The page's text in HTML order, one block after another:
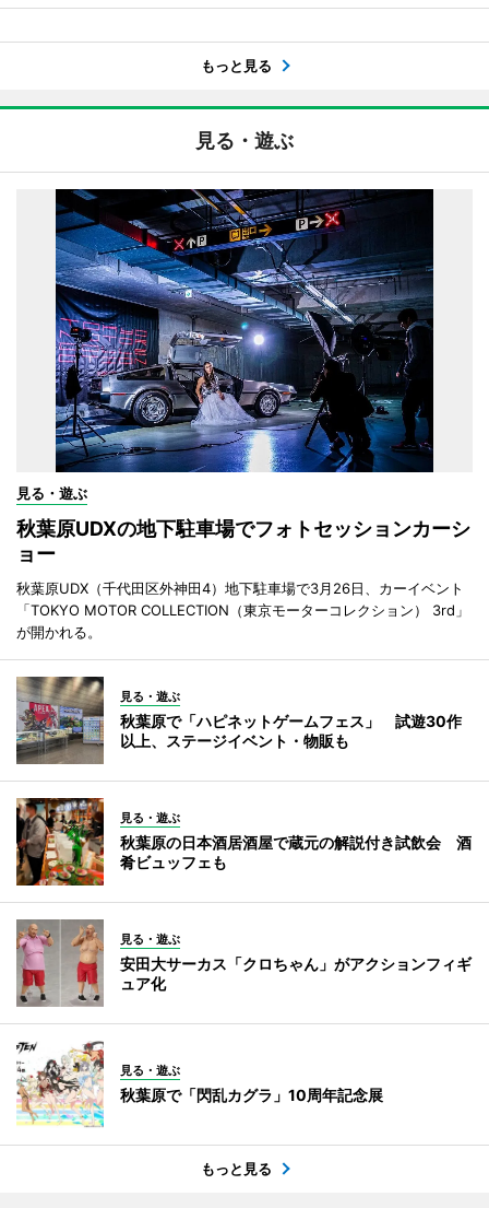
もっと見る
見る・遊ぶ
見る・遊ぶ
秋葉原UDXの地下駐車場でフォトセッションカーシ
ョー
秋葉原UDX（千代田区外神田4）地下駐車場で3月26日、カーイベント
「TOKYO MOTOR COLLECTION（東京モーターコレクション） 3rd」
が開かれる。
見る・遊ぶ
秋葉原で「ハピネットゲームフェス」 試遊30作
以上、ステージイベント・物販も
見る・遊ぶ
秋葉原の日本酒居酒屋で蔵元の解説付き試飲会 酒
肴ビュッフェも
見る・遊ぶ
安田大サーカス「クロちゃん」がアクションフィギ
ュア化
見る・遊ぶ
秋葉原で「閃乱カグラ」10周年記念展
もっと見る